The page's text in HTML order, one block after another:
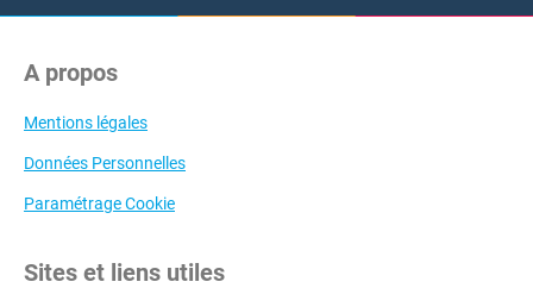
A propos
Mentions légales
Données Personnelles
Paramétrage Cookie
Sites et liens utiles